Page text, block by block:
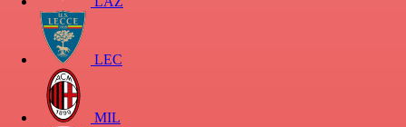
LEC
MIL